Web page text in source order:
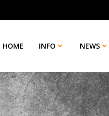
HOME INFO NEWS